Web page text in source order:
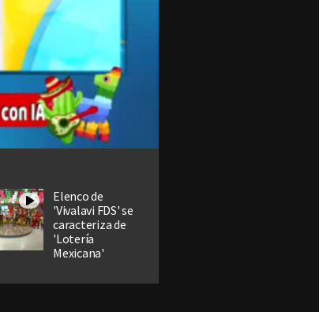
Elenco de
'Vivalavi FDS' se
caracteriza de
'Lotería
Mexicana'